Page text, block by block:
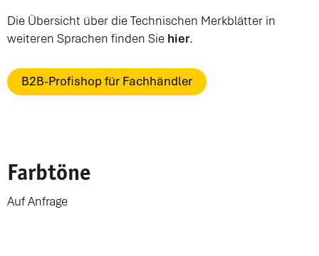
Die Übersicht über die Technischen Merkblätter in
weiteren Sprachen finden Sie hier.
B2B-Profishop für Fachhändler
Farbtöne
Auf Anfrage